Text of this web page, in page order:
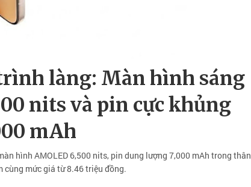
trình làng: Màn hình sáng
nits và pin cực khủng
mAh
hình AMOLED 6,500 nits, pin dung lượng 7,000 mAh trong thân
cùng mức giá từ 8.46 triệu đồng.